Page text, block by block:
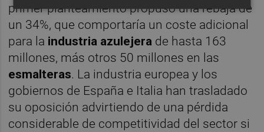
primer planteamiento propuso una rebaja de
un 34%, que comportaría un coste adicional
para la industria azulejera de hasta 163
millones, más otros 50 millones en las
esmalteras. La industria europea y los
gobiernos de España e Italia han trasladado
su oposición advirtiendo de una pérdida
considerable de competitividad del sector si